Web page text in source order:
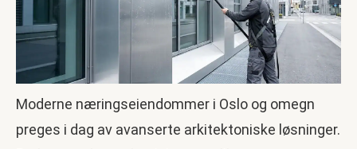
Moderne næringseiendommer i Oslo og omegn
preges i dag av avanserte arkitektoniske løsninger.